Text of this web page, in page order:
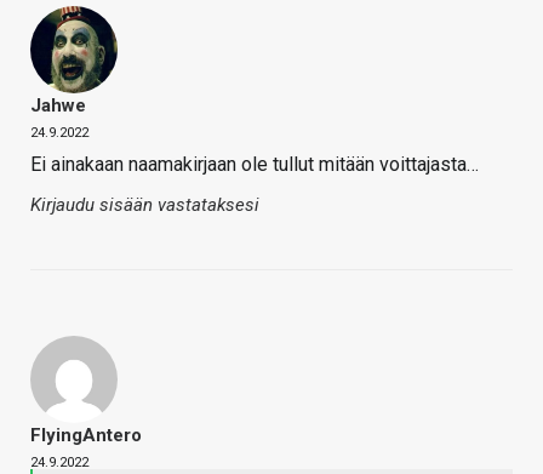
Jahwe
24.9.2022
Ei ainakaan naamakirjaan ole tullut mitään voittajasta…
Kirjaudu sisään vastataksesi
FlyingAntero
24.9.2022